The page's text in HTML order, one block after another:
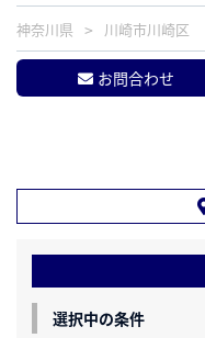
神奈川県 川崎市川崎区
お問合わせ
選択中の条件